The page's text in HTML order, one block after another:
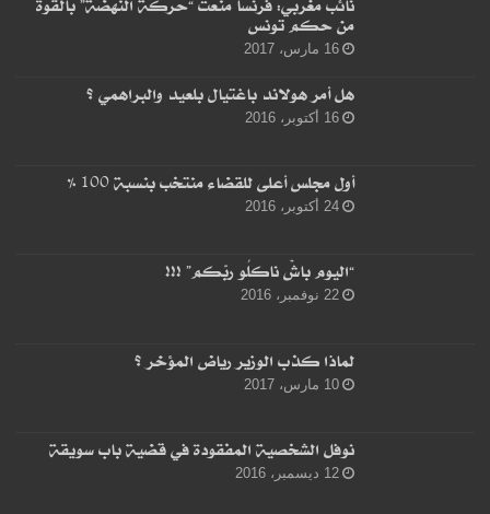
من حكم تونس
16 مارس، 2017
هل أمر هولاند باغتيال بلعيد والبراهمي ؟
16 أكتوبر، 2016
أول مجلس أعلى للقضاء منتخب بنسبة 100 %
24 أكتوبر، 2016
“اليوم باشْ ناكلُو ربّكم” !!!
22 نوفمبر، 2016
لماذا كذب الوزير رياض المؤخر ؟
10 مارس، 2017
نوفل الشخصية المفقودة في قضية باب سويقة
12 ديسمبر، 2016